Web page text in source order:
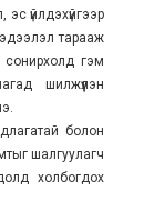
үйлдэхүйгээр
тарааж
сонирхолд гэм
шилжүүлэн
болон
шалгуулагч
холбогдох